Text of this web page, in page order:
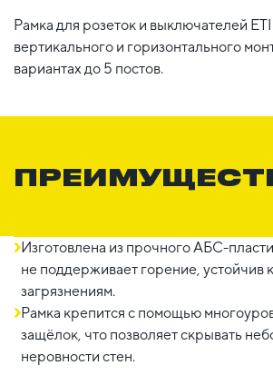
Рамка для розеток и выключателей
вертикального и горизонтального
вариантах до 5 постов.
Изготовлена из прочного АБС-
не поддерживает горение, устойчив
загрязнениям.
Рамка крепится с помощью
защёлок, что позволяет скрывать
неровности стен.